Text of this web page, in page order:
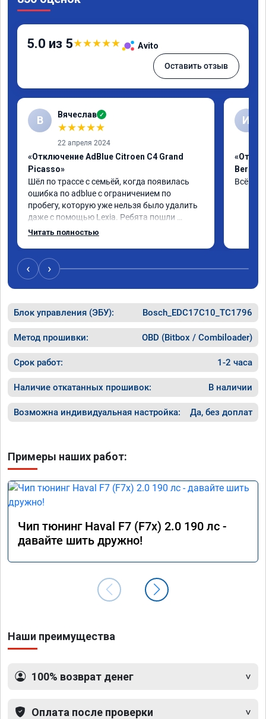
5.0 из 5★★★★★ Avito
Оставить отзыв
В Вячеслав ✓
★★★★★
22 апреля 2024
«Отключение AdBlue Citroen C4 Grand
Picasso»
Шёл по трассе с семьёй, когда появилась
ошибка по adblue с ограничением по
пробегу, которую уже нельзя было удалить
даже с помощью Lexia. Ребята пошли
навстречу, оперативно приняли и за час
Читать полностью
И
Всё
‹ ›
Блок управления (ЭБУ): Bosch_EDC17C10_TC1796
Метод прошивки: OBD (Bitbox / Combiloader)
Срок работ: 1-2 часа
Наличие откатанных прошивок: В наличии
Возможна индивидуальная настройка: Да, без доплат
Примеры наших работ:
Чип тюнинг Haval F7 (F7x) 2.0 190 лс -
давайте шить дружно!
Наши преимущества
100% возврат денег
Оплата после проверки